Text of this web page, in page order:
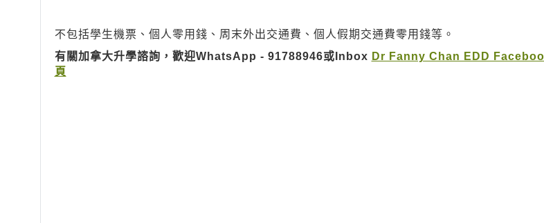
不包括學生機票、個人零用錢、周末外出交通費、個人假期交通費零用錢等。
有關加拿大升學諮詢，歡迎W hatsApp - 91788946或Inbox Dr Fanny Chan EDD
頁